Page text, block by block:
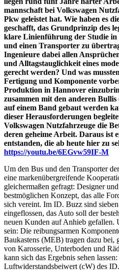
mannschaft bei Volkswagen
Pkw geleistet hat. Wie haben es
geschafft, das Grundprinzip des
klare Linienführung der Studie in
und einen Transporter zu
Ingenieure dabei allen
und Alltagstauglichkeit eines
gerecht werden? Und was
Fertigung und Komponente
Produktion in Hannover
zusammen mit den anderen
auf einem Band gebaut werden
dieser Herausforderungen
Volkswagen Nutzfahrzeuge die
deren geheime Arbeit. Daraus ist
entstanden, die ab heute hier zu
https://youtu.be/6EGvw59IF-M
Um den Bus und den Transporter
eine markenübergreifende
gleichermaßen gefragt: Designer
bestmöglichen Konzept, das alle
sich vereint. Im ID. Buzz sind
eingeflossen, das Auto soll der
neuen Kunden auf Anhieb gefallen.
sein: Die reibungsarmen
Baukastens (MEB) tragen dazu bei,
von Karosserie, Unterboden und
kann sich das Ergebnis sehen
Luftwiderstandsbeiwert (cW) des